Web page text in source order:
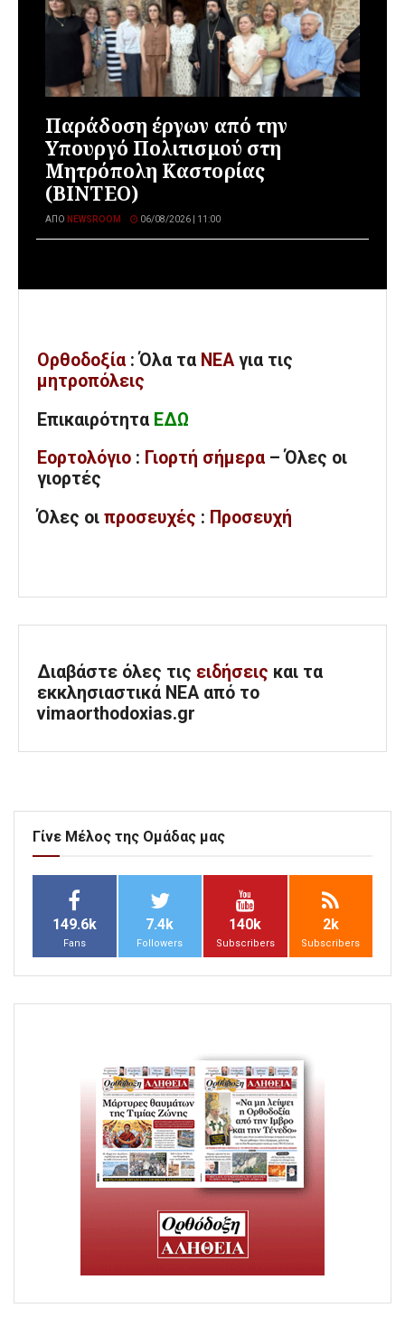
Παράδοση έργων από την
Υπουργό Πολιτισμού στη
Μητρόπολη Καστορίας
(ΒΙΝΤΕΟ)
ΑΠΌ NEWSROOM 06/08/2026 | 11:00
Ορθοδοξία : Όλα τα ΝΕΑ για τις
μητροπόλεις
Επικαιρότητα ΕΔΩ
Εορτολόγιο : Γιορτή σήμερα – Όλες οι
γιορτές
Όλες οι προσευχές : Προσευχή
Διαβάστε όλες τις ειδήσεις και τα
εκκλησιαστικά ΝΕΑ από το
vimaorthodoxias.gr
Γίνε Μέλος της Ομάδας μας
149.6k
Fans
7.4k
Followers
140k
Subscribers
2k
Subscribers